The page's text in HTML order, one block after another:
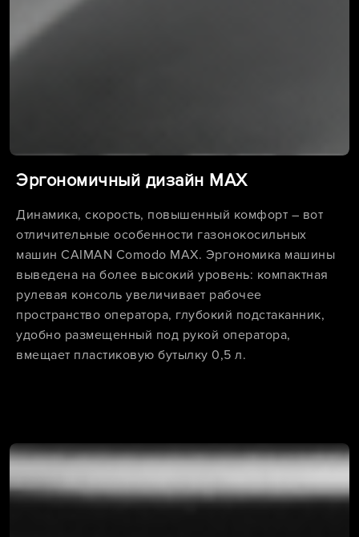
Эргономичный дизайн MAX
Динамика, скорость, повышенный комфорт – вот
отличительные особенности газонокосильных
машин CAIMAN Comodo MAX. Эргономика машины
выведена на более высокий уровень: компактная
рулевая консоль увеличивает рабочее
пространство оператора, глубокий подстаканник,
удобно размещенный под рукой оператора,
вмещает пластиковую бутылку 0,5 л.